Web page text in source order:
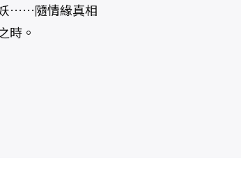
妖……隨情緣真相
時。